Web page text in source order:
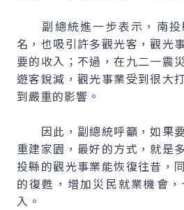
副總統進一步表示，南投
名，也吸引許多觀光客，觀光
要的收入；不過，在九二一震
遊客銳減，觀光事業受到很大
到嚴重的影響。
因此，副總統呼籲，如果
重建家園，最好的方式，就是
投縣的觀光事業能恢復往昔，
的復甦，增加災民就業機會
入。